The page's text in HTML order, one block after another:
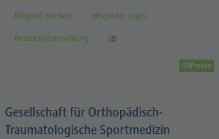
Mitglied werden! Mitglieder Login
Newsletteranmeldung
Presse
Gesellschaft für Orthopädisch-
Traumatologische Sportmedizin